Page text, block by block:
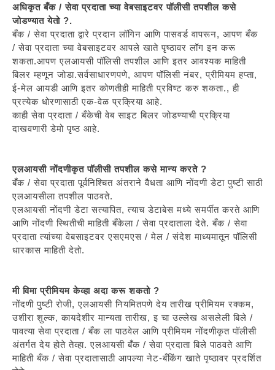
अधिकृत बँक / सेवा प्रदाता च्या वेबसाइटवर पॉलीसी तपशील कसे
जोडण्यात येतो ?.
बँक / सेवा प्रदाता द्वारे प्रदान लॉगिन आणि पासवर्ड वापरून, आपण बँक
/ सेवा प्रदाता च्या वेबसाइटवर आपले खाते पृष्ठावर लॉग इन करू
शकता.आपण एलआयसी पॉलिसी तपशील आणि इतर आवश्यक माहिती
बिलर म्हणून जोडा.सर्वसाधारणपणे, आपण पॉलिसी नंबर, प्रीमियम हप्ता,
ई-मेल आयडी आणि इतर कोणतीही माहिती प्रविष्ट करु शकता., ही
प्रत्येक धोरणासाठी एक-वेळ प्रक्रिया आहे.
काही सेवा प्रदाता / बँकेची वेब साइट बिलर जोडण्याची प्रक्रिया
दाखवणारी डेमो पृष्ठ आहे.
एलआयसी नोंदणीकृत पॉलीसी तपशील कसे मान्य करते ?
बँक / सेवा प्रदाता पूर्वनिश्चित अंतराने वैधता आणि नोंदणी डेटा पुष्टी साठी
एलआयसीला तपशील पाठवते.
एलआयसी नोंदणी डेटा सत्यापित, त्याच डेटाबेस मध्ये समर्पीत करते आणि
आणि नोंदणी स्थितीची माहिती बँकेला / सेवा प्रदाताला देते. बँक / सेवा
प्रदाता त्यांच्या वेबसाइटवर एसएमएस / मेल / संदेश माध्यमातून पॉलिसी
धारकास माहिती देतो.
मी विमा प्रीमियम केव्हा अदा करू शकतो ?
नोंदणी पुष्टी रोजी, एलआयसी नियमितपणे देय तारीख प्रीमियम रक्कम,
उशीरा शुल्क, कायदेशीर मान्यता तारीख, इ चा उल्लेख असलेली बिले /
पावत्या सेवा प्रदाता / बँक ला पाठवेल आणि प्रीमियम नोंदणीकृत पॉलीसी
अंतर्गत देय होते तेव्हा. एलआयसी बँक / सेवा प्रदाता बिले पाठवते आणि
माहिती बँक / सेवा प्रदातासाठी आपल्या नेट-बँकिंग खाते पृष्ठावर प्रदर्शित